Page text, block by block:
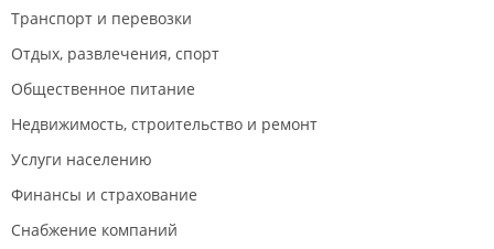
Транспорт и перевозки
Отдых, развлечения, спорт
Общественное питание
Недвижимость, строительство и ремонт
Услуги населению
Финансы и страхование
Снабжение компаний